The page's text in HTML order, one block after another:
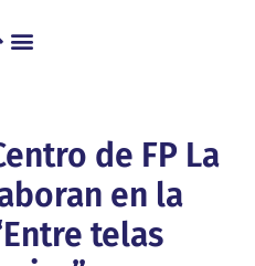
de FP La
en la
telas